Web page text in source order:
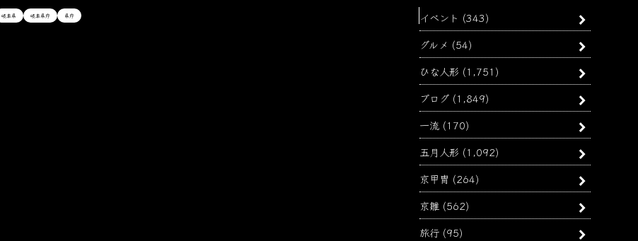
岐阜県 岐阜県庁 県庁 イベント (343)
グルメ (54)
ひな人形 (1,751)
ブログ(1,849)
一流(170)
五月人形 (1,092)
京甲冑 (264)
京雛(562)
旅行(95)